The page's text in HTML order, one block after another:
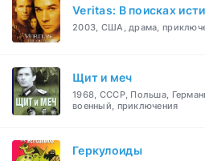
Veritas: В поисках
2003, США, драма,
Щит и меч
1968, СССР, Польша,
военный, приключения
Геркулоиды